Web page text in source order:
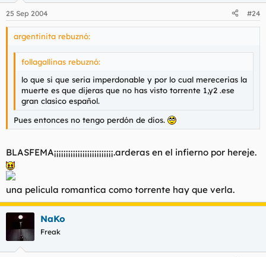
25 Sep 2004 #24
argentinita rebuznó:
follagallinas rebuznó:
lo que si que seria imperdonable y por lo cual merecerias la
muerte es que dijeras que no has visto torrente 1,y2 .ese
gran clasico español.
Pues entonces no tengo perdón de dios.
BLASFEMA¡¡¡¡¡¡¡¡¡¡¡¡¡¡¡¡¡¡¡¡¡¡¡¡¡.arderas en el infierno por hereje.
una pelicula romantica como torrente hay que verla.
NaKo
Freak